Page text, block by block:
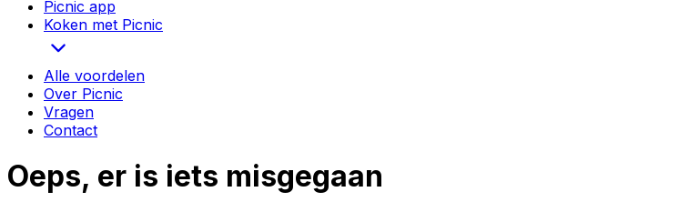
Picnic app
Koken met Picnic
Alle voordelen
Over Picnic
Vragen
Contact
Oeps, er is iets misgegaan